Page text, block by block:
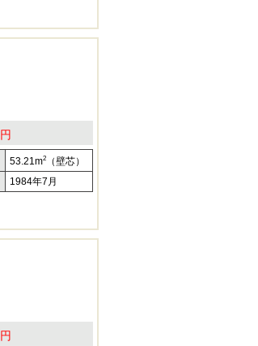
53.21m2
（壁芯）
1984年7月